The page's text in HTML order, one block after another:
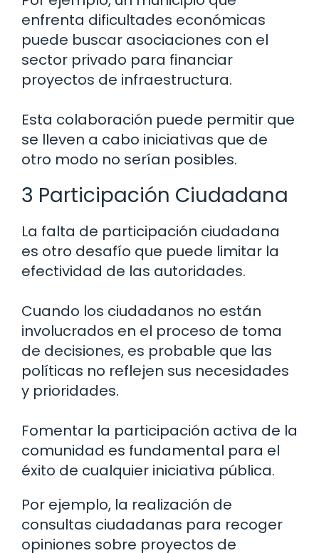
enfrenta dificultades económicas
puede buscar asociaciones con el
sector privado para financiar
proyectos de infraestructura.
Esta colaboración puede permitir que
se lleven a cabo iniciativas que de
otro modo no serían posibles.
3 Participación Ciudadana
La falta de participación ciudadana
es otro desafío que puede limitar la
efectividad de las autoridades.
Cuando los ciudadanos no están
involucrados en el proceso de toma
de decisiones, es probable que las
políticas no reflejen sus necesidades
y prioridades.
Fomentar la participación activa de la
comunidad es fundamental para el
éxito de cualquier iniciativa pública.
Por ejemplo, la realización de
consultas ciudadanas para recoger
opiniones sobre proyectos de